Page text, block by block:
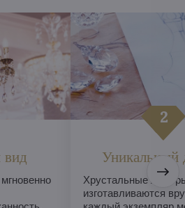
Уникальный
Хрустальные
изготавливаются